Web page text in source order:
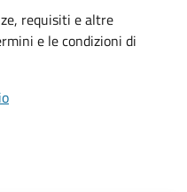
requisiti e altre
e le condizioni di